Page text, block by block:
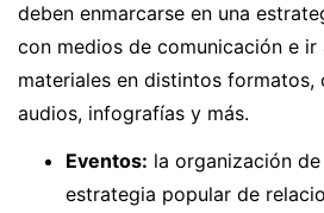
deben enmarcarse en una
con medios de comunicación e ir
materiales en distintos
audios, infografías y más.
Eventos: la organización
estrategia popular de